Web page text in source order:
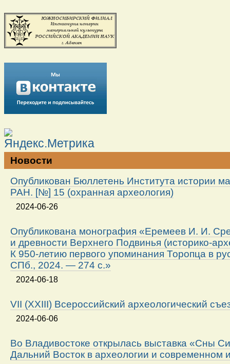
Новости
Опубликован Бюллетень Института истории
РАН. [№] 15 (охранная археология)
2024-06-26
Опубликована монография «Еремеев И. И.
и древности Верхнего Подвинья (историко-
К 950-летию первого упоминания Торопца в
СПб., 2024. — 274 с.»
2024-06-18
VII (XXIII) Всероссийский археологический
2024-06-06
Во Владивостоке открылась выставка «Сны
Дальний Восток в археологии и современном